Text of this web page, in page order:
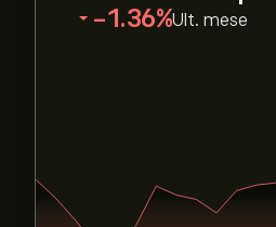
‎-1.36‎ Ult. mese